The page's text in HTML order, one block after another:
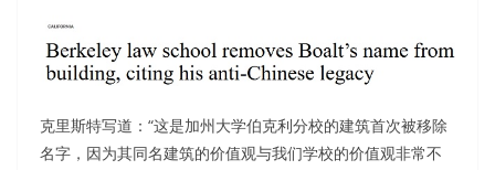
克里斯特写道：“这是加州大学伯克利分校的建筑首次被移除
名字，因为其同名建筑的价值观与我们学校的价值观非常不